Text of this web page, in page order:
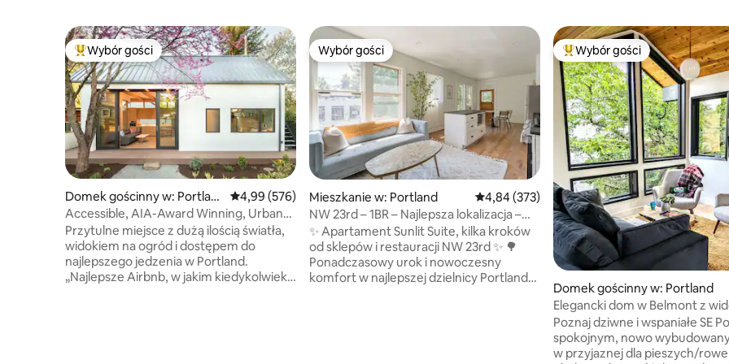
Najpopularniejsze z kategorii Wybór gości
Wybór gości
Domek gościnny w: Portlan
d
Średnia ocena: 4,99 na 5, liczba recenzji: 576
4,99 (576)
Accessible, AIA-Award Winning, Urban
Garden Oasis
Przytulne miejsce z dużą ilością światła,
widokiem na ogród i dostępem do
najlepszego jedzenia w Portland.
„Najlepsze Airbnb, w jakim kiedykolwiek
Wybór gości
Wybór gości
Mieszkanie w: Portland Średnia ocena: 4,84 na 5, liczba recenzji: 373
4,84 (373)
NW 23rd – 1BR – Najlepsza lokalizacja –
Historyczne piękno
✨ Apartament Sunlit Suite, kilka kroków
od sklepów i restauracji NW 23rd ✨ 🌳
Ponadczasowy urok i nowoczesny
komfort w najlepszej dzielnicy Portland
Najpopularniejsze z kategorii
Wybór gości
Domek gościnny w: Portland
Elegancki dom w Belmont z
drzewa i łóżkiem typu king!
Poznaj dziwne i wspaniałe SE
spokojnym, nowo
w przyjaznej dla pieszych/